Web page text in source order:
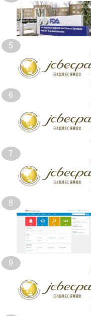
5
6
7
8
9